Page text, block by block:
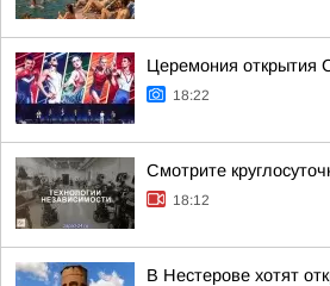
Церемония открытия
18:22
Смотрите
18:12
В Нестерове хотят